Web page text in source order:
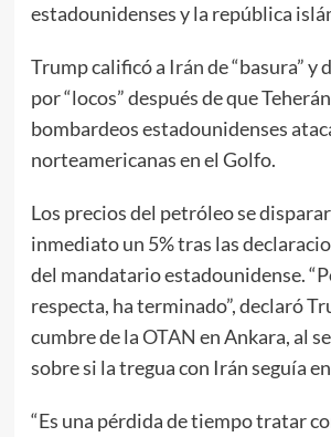
estadounidenses y la república
Trump calificó a Iránde “basura” y
por “locos” después de que
bombardeos estadounidenses
norteamericanas en el Golfo.
Los precios del petróleo se
inmediato un 5% tras las
del mandatario estadounidense.
respecta, ha terminado”, declaró
cumbre de laOTAN en Ankara, al
sobre si la tregua con Irán seguía
“Es una pérdida de tiempo tratar